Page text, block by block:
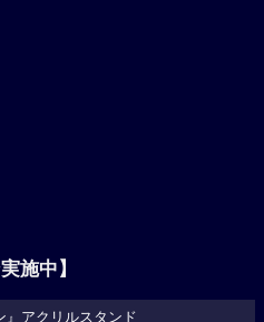
施中】
』アクリルスタンド